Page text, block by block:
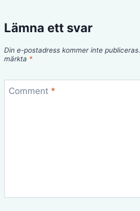
Lämna ett svar
Din e-postadress kommer inte publiceras.
märkta *
Comment *